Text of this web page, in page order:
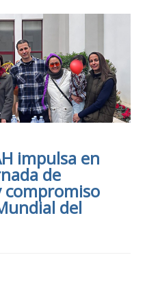
impulsa en
de
compromiso
del